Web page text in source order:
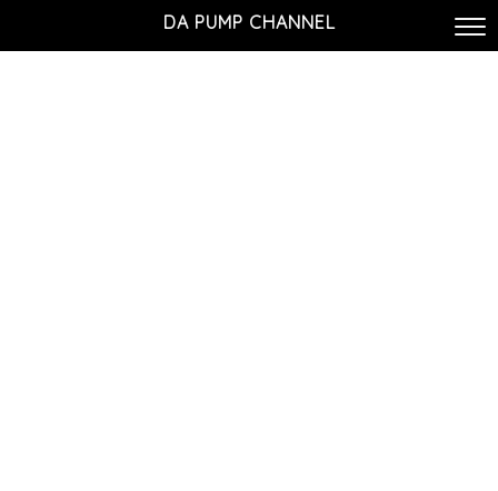
DA PUMP CHANNEL